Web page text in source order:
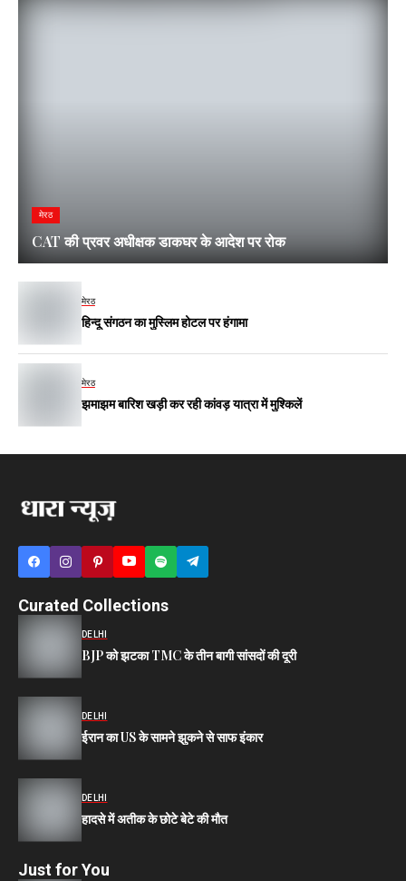
मेरठ
CAT की प्रवर अधीक्षक डाकघर के आदेश पर रोक
मेरठ
हिन्दू संगठन का मुस्लिम होटल पर हंगामा
मेरठ
झमाझम बारिश खड़ी कर रही कांवड़ यात्रा में मुश्किलें
Curated Collections
DELHI
BJP को झटका TMC के तीन बागी सांसदों की दूरी
DELHI
ईरान का US के सामने झुकने से साफ इंकार
DELHI
हादसे में अतीक के छोटे बेटे की मौत
Just for You